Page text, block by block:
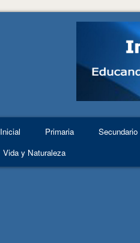
Inicial Primaria
Secundario
Vida y Naturaleza